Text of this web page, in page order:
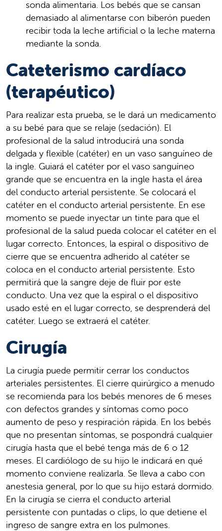
sonda alimentaria. Los bebés que se cansan
demasiado al alimentarse con biberón pueden
recibir toda la leche artificial o la leche materna
mediante la sonda.
Cateterismo cardíaco
(terapéutico)
Para realizar esta prueba, se le dará un medicamento
a su bebé para que se relaje (sedación). El
profesional de la salud introducirá una sonda
delgada y flexible (catéter) en un vaso sanguíneo de
la ingle. Guiará el catéter por el vaso sanguíneo
grande que se encuentra en la ingle hasta el área
del conducto arterial persistente. Se colocará el
catéter en el conducto arterial persistente. En ese
momento se puede inyectar un tinte para que el
profesional de la salud pueda colocar el catéter en el
lugar correcto. Entonces, la espiral o dispositivo de
cierre que se encuentra adherido al catéter se
coloca en el conducto arterial persistente. Esto
permitirá que la sangre deje de fluir por este
conducto. Una vez que la espiral o el dispositivo
usado esté en el lugar correcto, se desprenderá del
catéter. Luego se extraerá el catéter.
Cirugía
La cirugía puede permitir cerrar los conductos
arteriales persistentes. El cierre quirúrgico a menudo
se recomienda para los bebés menores de 6 meses
con defectos grandes y síntomas como poco
aumento de peso y respiración rápida. En los bebés
que no presentan síntomas, se pospondrá cualquier
cirugía hasta que el bebé tenga más de 6 o 12
meses. El cardiólogo de su hijo le indicará en qué
momento conviene realizarla. Se lleva a cabo con
anestesia general, por lo que su hijo estará dormido.
En la cirugía se cierra el conducto arterial
persistente con puntadas o clips, lo que detiene el
ingreso de sangre extra en los pulmones.